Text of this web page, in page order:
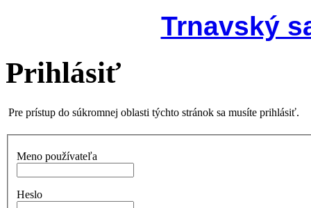
Trnavský
Prihlásiť
Pre prístup do súkromnej oblasti týchto stránok sa musíte prihlásiť.
Meno používateľa
Heslo